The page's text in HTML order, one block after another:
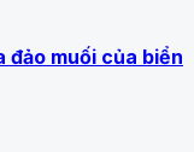
đảo muối của biển